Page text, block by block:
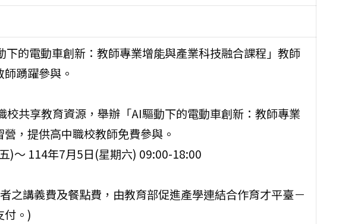
下的電動車創新：教師專業增能與產業科技融合課程」教師
踴躍參與。
校共享教育資源，舉辦「AI驅動下的電動車創新：教師專業
，提供高中職校教師免費參與。
)～ 114年7月5日(星期六) 09:00-18:00
之講義費及餐點費，由教育部促進產學連結合作育才平臺－
付。)